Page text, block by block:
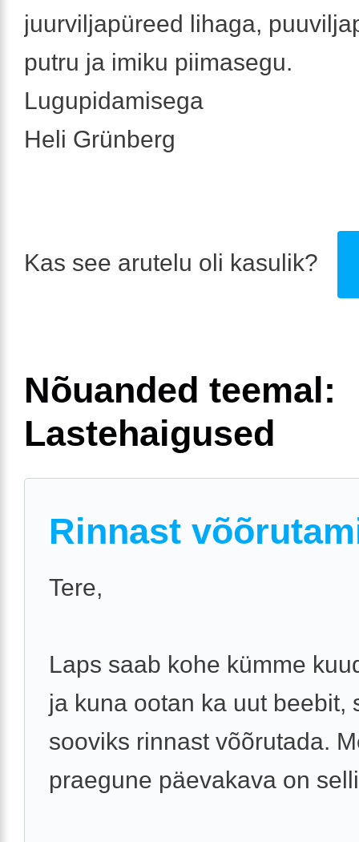
juurviljapüreed lihaga,
putru ja imiku piimasegu.
Lugupidamisega
Heli Grünberg
Kas see arutelu oli kasulik?
Nõuanded teemal:
Lastehaigused
Rinnast
Tere,
Laps saab kohe kümme
ja kuna ootan ka uut beebit,
sooviks rinnast võõrutada.
praegune päevakava on